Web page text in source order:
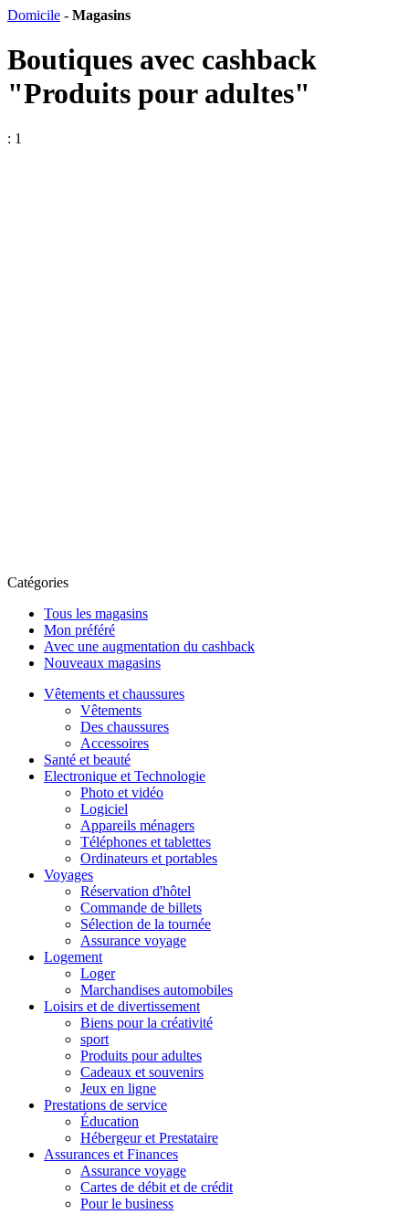
Domicile - Magasins
Boutiques avec cashback
"Produits pour adultes"
: 1
Catégories
Tous les magasins
Mon préféré
Avec une augmentation du cashback
Nouveaux magasins
Vêtements et chaussures
Vêtements
Des chaussures
Accessoires
Santé et beauté
Electronique et Technologie
Photo et vidéo
Logiciel
Appareils ménagers
Téléphones et tablettes
Ordinateurs et portables
Voyages
Réservation d'hôtel
Commande de billets
Sélection de la tournée
Assurance voyage
Logement
Loger
Marchandises automobiles
Loisirs et de divertissement
Biens pour la créativité
sport
Produits pour adultes
Cadeaux et souvenirs
Jeux en ligne
Prestations de service
Éducation
Hébergeur et Prestataire
Assurances et Finances
Assurance voyage
Cartes de débit et de crédit
Pour le business